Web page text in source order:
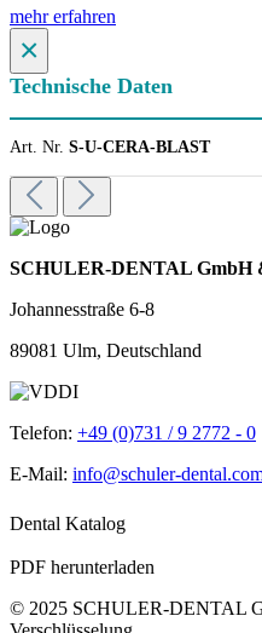
mehr erfahren
×
Technische Daten
Art. Nr. S-U-CERA-BLAST
SCHULER-DENTAL GmbH
Johannesstraße 6-8
89081 Ulm, Deutschland
Telefon: +49 (0)731 / 9 2772 - 0
E-Mail: info@schuler-
Dental Katalog
PDF herunterladen
© 2025 SCHULER-DENTAL